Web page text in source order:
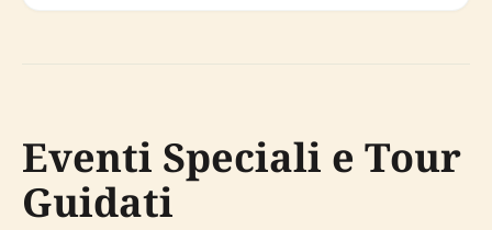
Eventi Speciali e Tour
Guidati